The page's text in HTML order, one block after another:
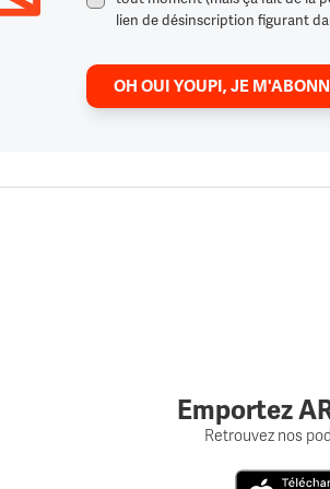
lien de désinscription figurant
OH OUI YOUPI, JE
Emportez
Retrouvez nos